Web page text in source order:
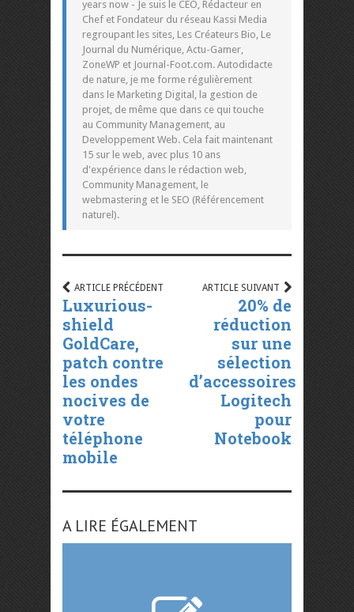
years now - Je suis le CEO, Rédacteur en
Chef et Fondateur du réseau Kassi Media
regroupant les sites, Les Créateurs Bio, Le
Journal du Numérique, Actu-Gamer,
ZoneWP et Journal-Foot.com. Autodidacte
de nature, je me forme régulièrement
dans le Marketing Digital, la gestion de
projet, de même que dans ce qui touche
au Community Management, au
Developpement Web. Cela fait maintenant
15 sur le web, avec plus 10 ans
d'expérience dans le rédaction web,
Community Management, le
webmastering et le SEO (Référencement
naturel).
ARTICLE PRÉCÉDENT
Luxurious-
shield
GoldCare,
patch contre
les ondes
nocives de
votre
téléphone
mobile
ARTICLE SUIVANT
20% de
réduction
sur une
sélection
d’accessoires
Logitech
pour
Notebook
A LIRE ÉGALEMENT